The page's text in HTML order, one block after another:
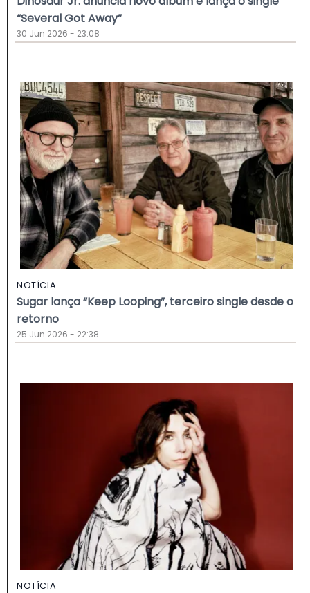
“Several Got Away”
30 Jun 2026 - 23:08
NOTÍCIA
Sugar lança “Keep Looping”, terceiro single desde o
retorno
25 Jun 2026 - 22:38
NOTÍCIA